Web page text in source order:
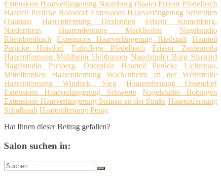
Extensions Haarverlängerung Naumburg (Saale) Friseur Pfedelbach
Haarteil Perücke Ronsdorf Extensions Haarverlängerung Schmitten
(Taunus)
Haarentfernung Daxlanden
Friseur Kranenburg,
Niederrhein
Haarentfernung Marklkofen
Nagelstudio
Rheinbreitbach
Extensions Haarverlängerung Riedstadt
Haarteil
Perücke Hoisdorf
Fußpflege Pfedelbach
Friseur Zeulenroda
Haarentfernung Mühlheim Holthausen Nagelstudio Burg Stargard
Nagelstudio Parsberg, Oberpfalz
Haarteil Perücke Lichtenau,
Mittelfranken
Haarentfernung Wachenheim an der Weinstraße
Haarentfernung Windeck, Sieg
Haarentfernung Ossendorf
Extensions Haarverlängerung Schwerte
Nagelstudio Bobingen
Extensions Haarverlängerung Steinau an der Straße Haarentfernung
Schallstadt Haarentfernung Penig
Hat Ihnen dieser Beitrag gefallen?
Salon suchen in:
Suche
nach:
Suchen